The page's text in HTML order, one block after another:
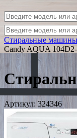
Стиральные машины
Candy AQUA
Артикул: 324346